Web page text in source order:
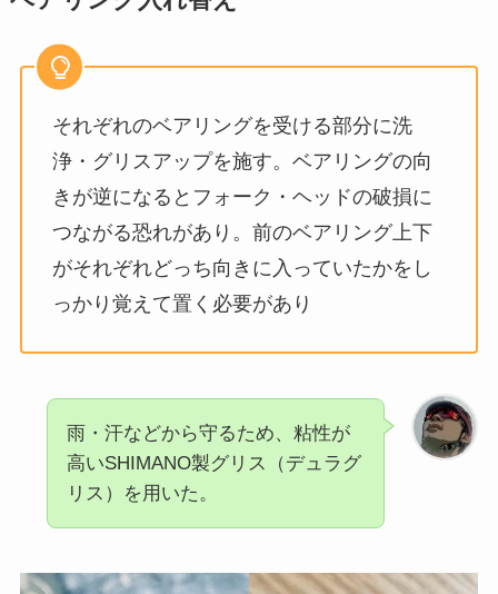
それぞれのベアリングを受ける部分に洗
浄・グリスアップを施す。ベアリングの向
きが逆になるとフォーク・ヘッドの破損に
つながる恐れがあり。前のベアリング上下
がそれぞれどっち向きに入っていたかをし
っかり覚えて置く必要があり
雨・汗などから守るため、粘性が
高いSHIMANO製グリス（デュラグ
リス）を用いた。